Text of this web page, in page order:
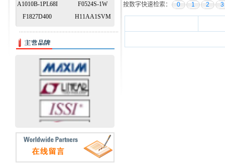
A1010B-1PL68I
F0524S-1W
F1827D400
H11AA1SVM
按数字快速检索：
0 1 2 3